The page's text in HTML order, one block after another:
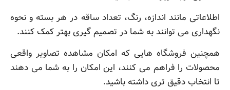
اطلاعاتی مانند اندازه، رنگ، تعداد ساقه در هر بسته و نحوه
نگهداری می توانند به شما در تصمیم گیری بهتر کمک کنند.
همچنین فروشگاه هایی که امکان مشاهده تصاویر واقعی
محصولات را فراهم می کنند، این امکان را به شما می دهند
تا انتخاب دقیق تری داشته باشید.